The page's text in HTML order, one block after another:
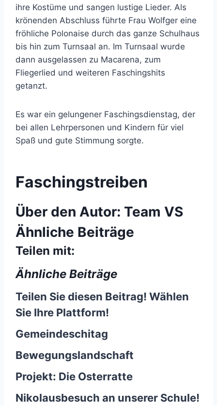
ihre Kostüme und sangen lustige Lieder. Als
krönenden Abschluss führte Frau Wolfger eine
fröhliche Polonaise durch das ganze Schulhaus
bis hin zum Turnsaal an. Im Turnsaal wurde
dann ausgelassen zu Macarena, zum
Fliegerlied und weiteren Faschingshits
getanzt.
Es war ein gelungener Faschingsdienstag, der
bei allen Lehrpersonen und Kindern für viel
Spaß und gute Stimmung sorgte.
Faschingstreiben
Über den Autor: Team VS
Ähnliche Beiträge
Teilen mit:
Ähnliche Beiträge
Teilen Sie diesen Beitrag! Wählen
Sie Ihre Plattform!
Gemeindeschitag
Bewegungslandschaft
Projekt: Die Osterratte
Nikolausbesuch an unserer Schule!